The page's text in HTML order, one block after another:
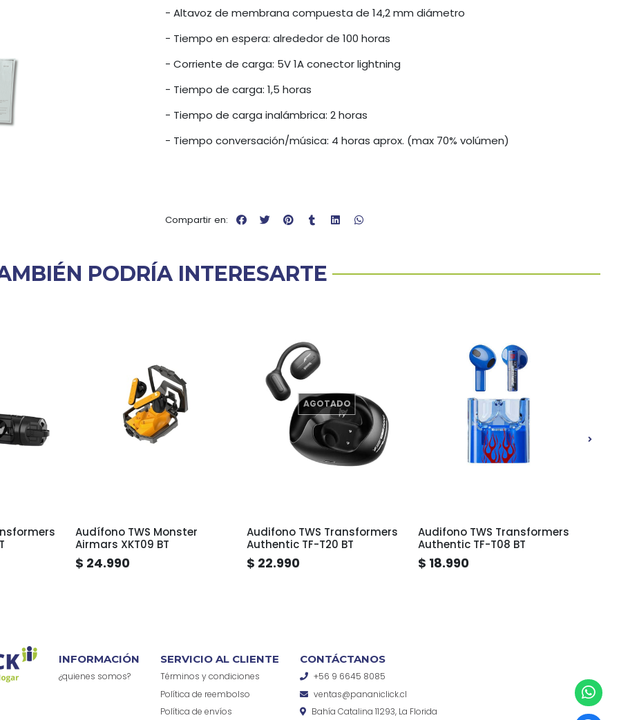
- Altavoz de membrana compuesta de 14,2 mm diámetro
- Tiempo en espera: alrededor de 100 horas
- Corriente de carga: 5V 1A conector lightning
- Tiempo de carga: 1,5 horas
- Tiempo de carga inalámbrica: 2 horas
- Tiempo conversación/música: 4 horas aprox. (max 70% volúmen)
Compartir en:
PODRÍA INTERESARTE
Audífono TWS Monster
Airmars XKT09 BT
$ 24.990
AGOTADO
Audifono TWS Transformers
Authentic TF-T20 BT
$ 22.990
Audifono TWS Transformers
Authentic TF-T08 BT
$ 18.990
INFORMACIÓN
¿quienes somos?
SERVICIO AL CLIENTE
Términos y condiciones
Política de reembolso
Política de envíos
CONTÁCTANOS
+56 9 6645 8085
ventas@pananiclick.cl
Bahía Catalina 11293, La Florida